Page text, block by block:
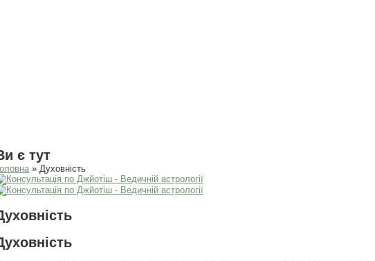
є тут
» Духовність